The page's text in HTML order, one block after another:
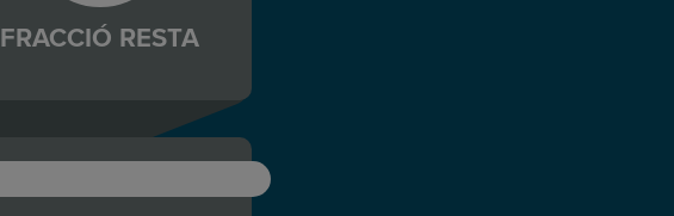
FRACCIÓ RESTA